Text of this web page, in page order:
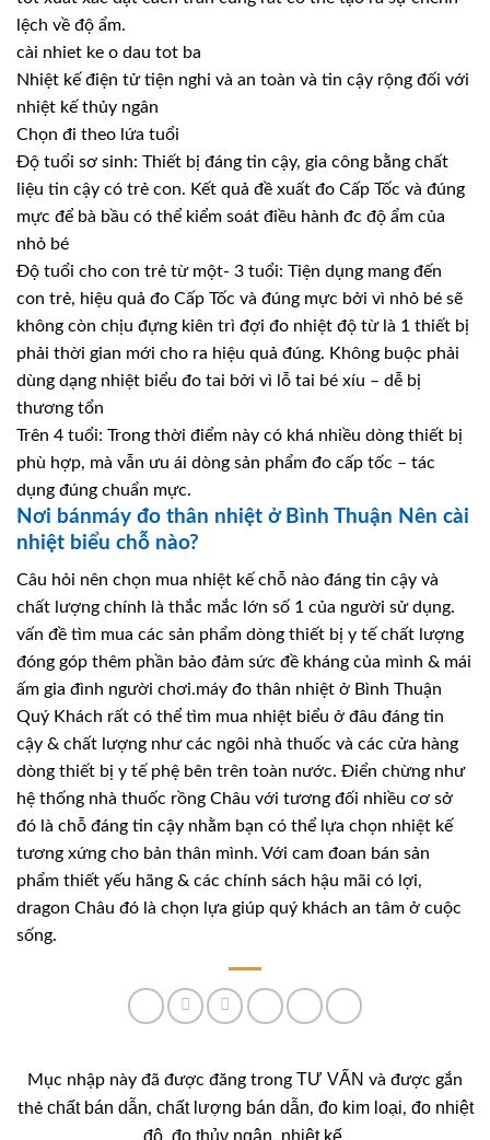
lệch về độ ẩm.
cài nhiet ke o dau tot ba
Nhiệt kế điện tử tiện nghi và an toàn và tin cậy rộng đối với
nhiệt kế thủy ngân
Chọn đi theo lứa tuổi
Độ tuổi sơ sinh: Thiết bị đáng tin cậy, gia công bằng chất
liệu tin cậy có trẻ con. Kết quả đề xuất đo Cấp Tốc và đúng
mực để bà bầu có thể kiểm soát điều hành đc độ ẩm của
nhỏ bé
Độ tuổi cho con trẻ từ một- 3 tuổi: Tiện dụng mang đến
con trẻ, hiệu quả đo Cấp Tốc và đúng mực bởi vì nhỏ bé sẽ
không còn chịu đựng kiên trì đợi đo nhiệt độ từ là 1 thiết bị
phải thời gian mới cho ra hiệu quả đúng. Không buộc phải
dùng dạng nhiệt biểu đo tai bởi vì lỗ tai bé xíu – dễ bị
thương tổn
Trên 4 tuổi: Trong thời điểm này có khá nhiều dòng thiết bị
phù hợp, mà vẫn ưu ái dòng sản phẩm đo cấp tốc – tác
dụng đúng chuẩn mực.
Nơi bánmáy đo thân nhiệt ở Bình Thuận Nên cài
nhiệt biểu chỗ nào?
Câu hỏi nên chọn mua nhiệt kế chỗ nào đáng tin cậy và
chất lượng chính là thắc mắc lớn số 1 của người sử dụng.
vấn đề tìm mua các sản phẩm dòng thiết bị y tế chất lượng
đóng góp thêm phần bảo đảm sức đề kháng của mình & mái
ấm gia đình người chơi.máy đo thân nhiệt ở Bình Thuận
Quý Khách rất có thể tìm mua nhiệt biểu ở đâu đáng tin
cậy & chất lượng như các ngôi nhà thuốc và các cửa hàng
dòng thiết bị y tế phệ bên trên toàn nước. Điển chừng như
hệ thống nhà thuốc rồng Châu với tương đối nhiều cơ sở
đó là chỗ đáng tin cậy nhằm bạn có thể lựa chọn nhiệt kế
tương xứng cho bản thân mình. Với cam đoan bán sản
phẩm thiết yếu hãng & các chính sách hậu mãi có lợi,
dragon Châu đó là chọn lựa giúp quý khách an tâm ở cuộc
sống.
Mục nhập này đã được đăng trong TƯ VẤN và được gắn
thẻ chất bán dẫn, chất lượng bán dẫn, đo kim loại, đo nhiệt
độ, đo thủy ngân, nhiệt kế.